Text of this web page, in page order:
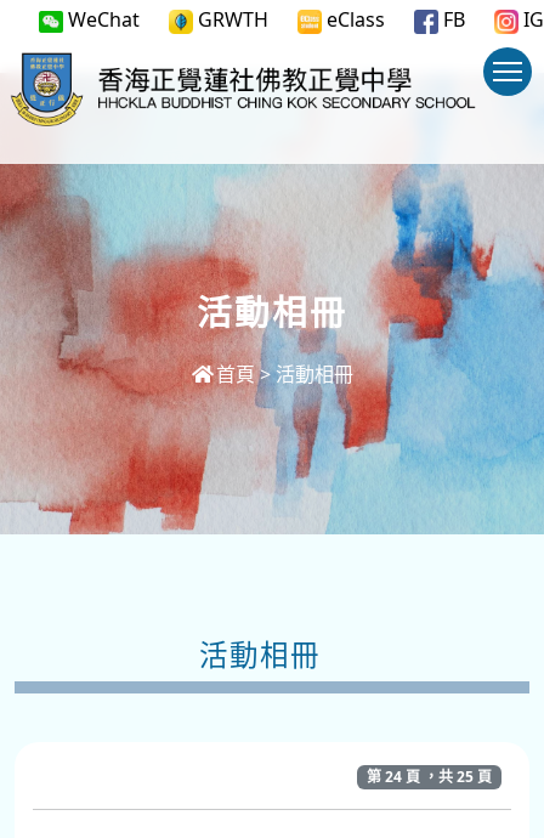
WeChat GRWTH eClass FB IG
活動相冊
首頁 >活動相冊
活動相冊
第 24 頁 ，共 25 頁